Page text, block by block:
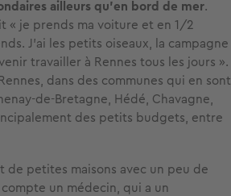
ailleurs qu'en bord de mer.
« je prends ma voiture et en 1/2
J'ai les petits oiseaux, la campagne
travailler à Rennes tous les jours ».
dans des communes qui en sont
de-Bretagne, Hédé, Chavagne,
des petits budgets, entre
petites maisons avec un peu de
un médecin, qui a un